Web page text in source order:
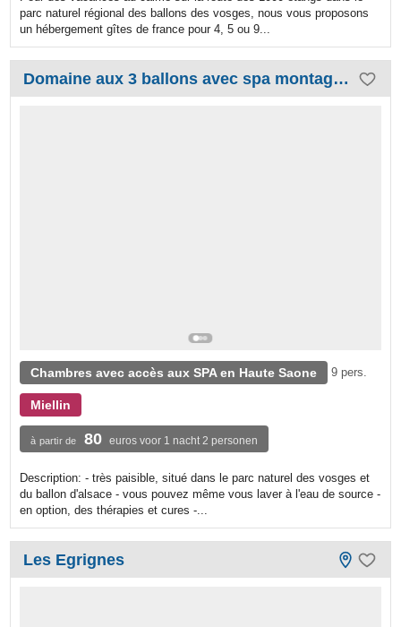
parc naturel régional des ballons des vosges, nous vous proposons
un hébergement gîtes de france pour 4, 5 ou 9...
Domaine aux 3 ballons avec spa montagnard
Chambres avec accès aux SPA en Haute Saone 9 pers.
Miellin
à partir de 80 euros voor 1 nacht 2 personen
Description: - très paisible, situé dans le parc naturel des vosges et
du ballon d'alsace - vous pouvez même vous laver à l'eau de source -
en option, des thérapies et cures -...
Les Egrignes